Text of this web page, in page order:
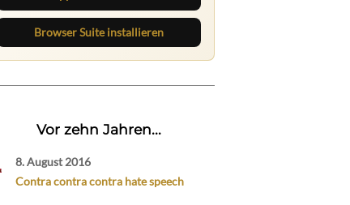
Browser Suite installieren
Vor zehn Jahren...
8. August 2016
Contra contra contra hate speech